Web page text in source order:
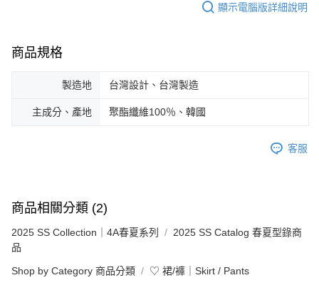
顯示電腦版詳細說明
商品規格
製造地 台灣設計、台灣製造
主成分、產地 聚酯纖維100％、韓國
客服
商品相關分類 (2)
2025 SS Collection｜4A春夏系列
2025 SS Catalog 春夏型錄商
品
Shop by Category 商品分類 ♡ 裙/褲｜Skirt / Pants